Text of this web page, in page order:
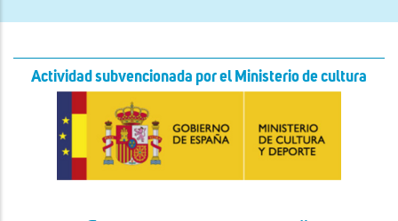
Actividad subvencionada por el Ministerio de cultura